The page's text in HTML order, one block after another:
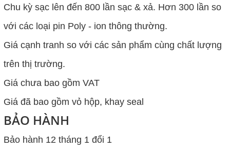
Chu kỳ sạc lên đến 800 lần sạc & xả. Hơn 300 lần so
với các loại pin Poly - ion thông thường.
Giá cạnh tranh so với các sản phẩm cùng chất lượng
trên thị trường.
Giá chưa bao gồm VAT
Giá đã bao gồm vỏ hộp, khay seal
BẢO HÀNH
Bảo hành 12 tháng 1 đổi 1